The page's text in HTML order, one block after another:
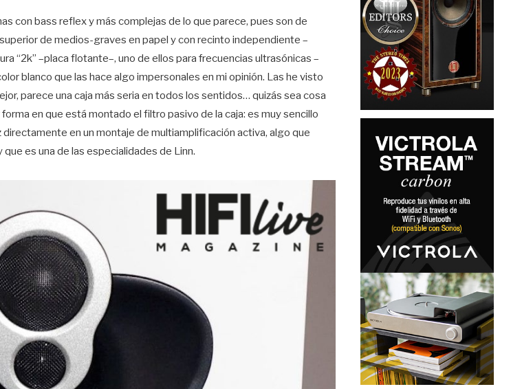
con bass reflex y más complejas de lo que parece, pues son de
de medios-graves en papel y con recinto independiente –
“2k” –placa flotante–, uno de ellos para frecuencias ultrasónicas –
blanco que las hace algo impersonales en mi opinión. Las he visto
parece una caja más seria en todos los sentidos… quizás sea cosa
en que está montado el filtro pasivo de la caja: es muy sencillo
en un montaje de multiamplificación activa, algo que
es una de las especialidades de Linn.